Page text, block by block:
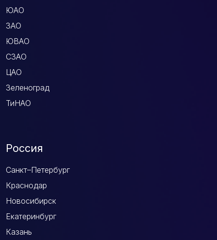
ЮАО
ЗАО
ЮВАО
СЗАО
ЦАО
Зеленоград
ТиНАО
Россия
Санкт–Петербург
Краснодар
Новосибирск
Екатеринбург
Казань